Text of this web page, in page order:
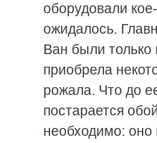
оборудовали
ожидалось.
Ван были только
приобрела
рожала. Что до
постарается
необходимо: